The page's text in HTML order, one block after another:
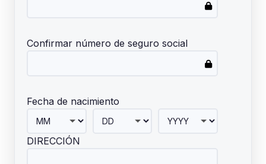
Confirmar número de seguro social
Fecha de nacimiento
DIRECCIÓN